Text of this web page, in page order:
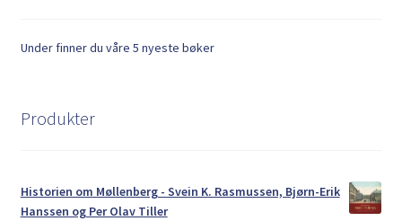
Under finner du våre 5 nyeste bøker
Produkter
Historien om Møllenberg - Svein K. Rasmussen, Bjørn-Erik
Hanssen og Per Olav Tiller